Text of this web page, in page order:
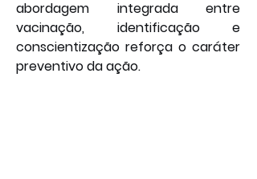
abordagem integrada entre
vacinação, identificação e
conscientização reforça o caráter
preventivo da ação.